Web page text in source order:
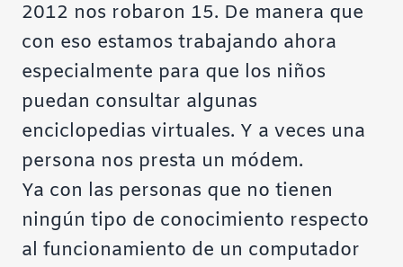
2012 nos robaron 15. De manera que
con eso estamos trabajando ahora
especialmente para que los niños
puedan consultar algunas
enciclopedias virtuales. Y a veces una
persona nos presta un módem.
Ya con las personas que no tienen
ningún tipo de conocimiento respecto
al funcionamiento de un computador